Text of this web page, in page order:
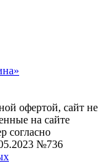
офертой, сайт не
на сайте
согласно
№736